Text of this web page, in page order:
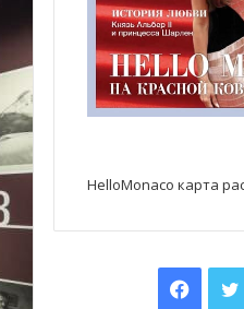
HelloMonaco карта